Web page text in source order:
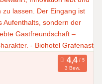
3 Bew.